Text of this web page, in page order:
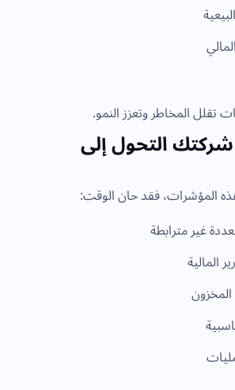
تقلل المخاطر وتعزز النمو.
التحول إلى
المؤشرات، فقد حان الوقت:
غير مترابطة
المالية